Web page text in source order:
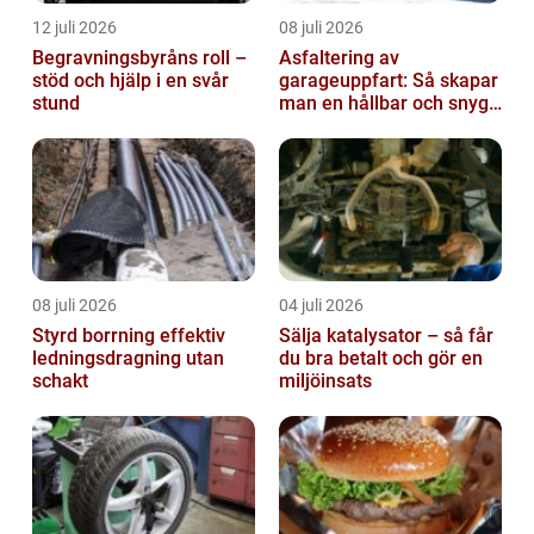
12 juli 2026
Begravningsbyråns roll –
stöd och hjälp i en svår
stund
08 juli 2026
Asfaltering av
garageuppfart: Så skapar
man en hållbar och snygg
08 juli 2026
Styrd borrning effektiv
ledningsdragning utan
schakt
04 juli 2026
Sälja katalysator – så får
du bra betalt och gör en
miljöinsats